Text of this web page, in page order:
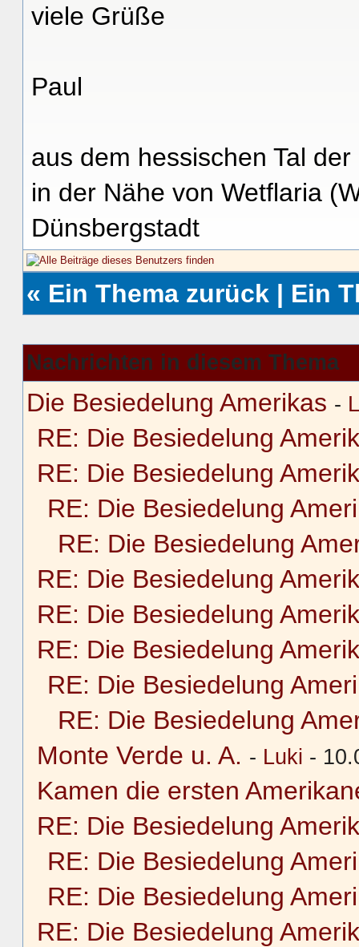
viele Grüße
Paul
aus dem hessischen Tal
in der Nähe von Wetflaria
Dünsbergstadt
« Ein Thema zurück | Ein
Nachrichten in diesem Thema
Die Besiedelung Amerikas -
RE: Die Besiedelung
RE: Die Besiedelung
RE: Die Besiedelung
RE: Die Besiedelung
RE: Die Besiedelung
RE: Die Besiedelung
RE: Die Besiedelung
RE: Die Besiedelung
RE: Die Besiedelung
Monte Verde u. A. - Luki -
Kamen die ersten
RE: Die Besiedelung
RE: Die Besiedelung
RE: Die Besiedelung
RE: Die Besiedelung